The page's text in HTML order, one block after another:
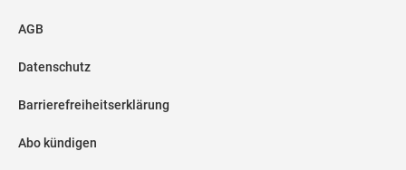
AGB
Datenschutz
Barrierefreiheitserklärung
Abo kündigen